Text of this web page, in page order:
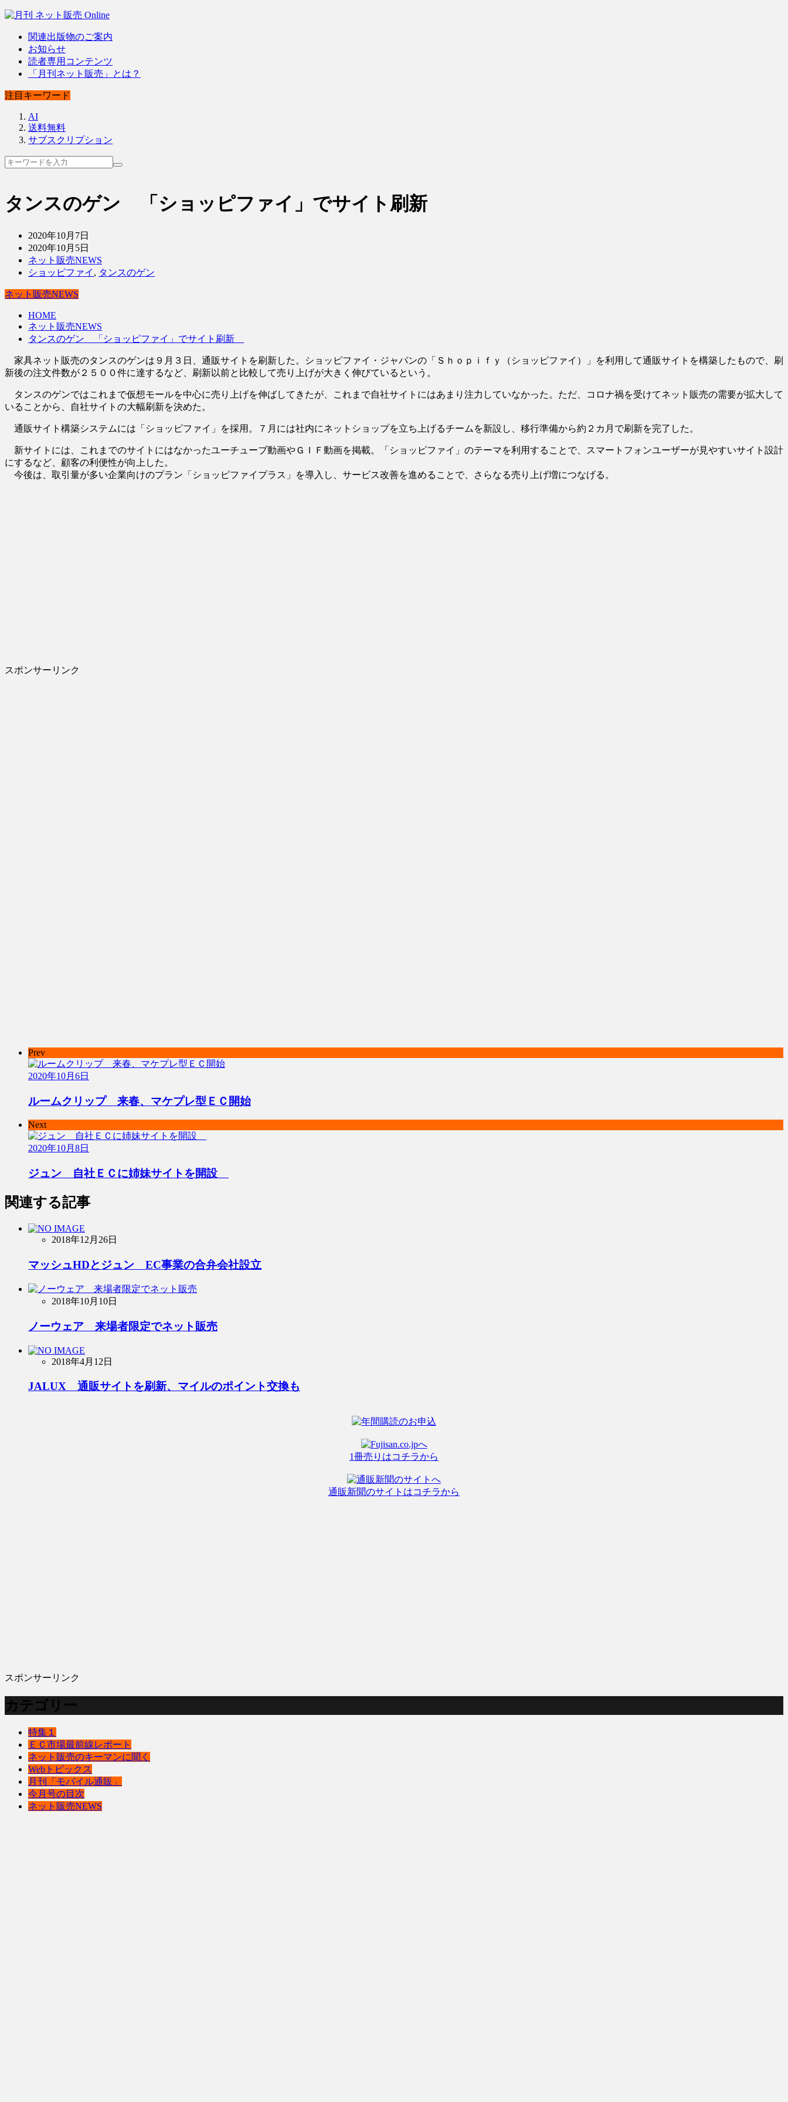
関連出版物のご案内
お知らせ
読者専用コンテンツ
「月刊ネット販売」とは？
注目キーワード
AI
送料無料
サブスクリプション
タンスのゲン 「ショッピファイ」でサイト刷新
2020年10月7日
2020年10月5日
ネット販売NEWS
ショッピファイ , タンスのゲン
ネット販売NEWS
HOME
ネット販売NEWS
タンスのゲン 「ショッピファイ」でサイト刷新
家具ネット販売のタンスのゲンは９月３日、通販サイトを刷新した。ショッピファイ・ジャパンの「Ｓｈｏｐｉｆｙ（ショッピファイ）」を利用して通販サイトを構築したもので、刷
新後の注文件数が２５００件に達するなど、刷新以前と比較して売り上げが大きく伸びているという。
タンスのゲンではこれまで仮想モールを中心に売り上げを伸ばしてきたが、これまで自社サイトにはあまり注力していなかった。ただ、コロナ禍を受けてネット販売の需要が拡大して
いることから、自社サイトの大幅刷新を決めた。
通販サイト構築システムには「ショッピファイ」を採用。７月には社内にネットショップを立ち上げるチームを新設し、移行準備から約２カ月で刷新を完了した。
新サイトには、これまでのサイトにはなかったユーチューブ動画やＧＩＦ動画を掲載。「ショッピファイ」のテーマを利用することで、スマートフォンユーザーが見やすいサイト設計
にするなど、顧客の利便性が向上した。
今後は、取引量が多い企業向けのプラン「ショッピファイプラス」を導入し、サービス改善を進めることで、さらなる売り上げ増につなげる。
スポンサーリンク
Prev
2020年10月6日
ルームクリップ 来春、マケプレ型ＥＣ開始
Next
2020年10月8日
ジュン 自社ＥＣに姉妹サイトを開設
関連する記事
2018年12月26日
マッシュHDとジュン EC事業の合弁会社設立
2018年10月10日
ノーウェア 来場者限定でネット販売
2018年4月12日
JALUX 通販サイトを刷新、マイルのポイント交換も
1冊売りはコチラから
通販新聞のサイトはコチラから
スポンサーリンク
カテゴリー
特集１
ＥＣ市場最前線レポート
ネット販売のキーマンに聞く
Webトピックス
月刊「モバイル通販」
今月号の目次
ネット販売NEWS